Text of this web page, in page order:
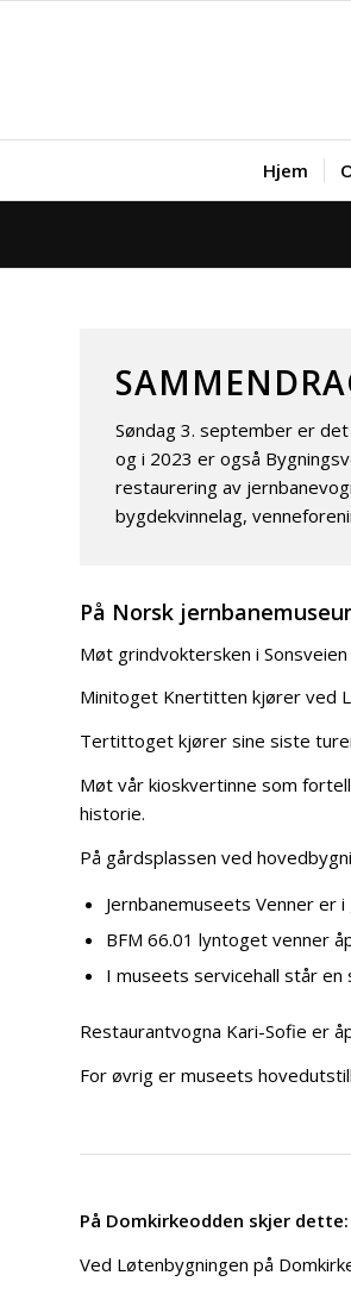
Hjem
Søndag 3. september er
og i 2023 er også
restaurering av
bygdekvinnelag,
På Norsk
Møt grindvoktersken i
Minitoget Knertitten kjører ved
Tertittoget kjører sine siste
Møt vår kioskvertinne som
historie.
På gårdsplassen ved
Jernbanemuseets Venner er
BFM 66.01 lyntoget venner
I museets servicehall står
Restaurantvogna Kari-Sofie er
For øvrig er museets
På Domkirkeodden skjer dette:
Ved Løtenbygningen på